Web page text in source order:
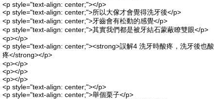
<p style="text-align: center;"></p>
<p style="text-align: center;">所以大傢才會覺得洗牙後</p>
<p style="text-align: center;">牙齒會有松動的感覺</p>
<p style="text-align: center;">其實我們都是被牙結石蒙蔽瞭雙眼</p>
<p></p>
<p style="text-align: center;"><strong>誤解4 洗牙時酸疼，洗牙後也酸
疼</strong></p>
<p></p>
<p></p>
<p></p>
<p style="text-align: center;"></p>
<p style="text-align: center;">舉個栗子</p>